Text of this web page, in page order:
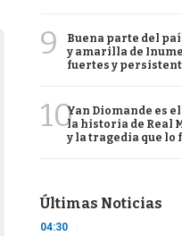
9
Buena parte del
y amarilla de
fuertes y
10Yan Diomande es
la historia de Real
y la tragedia que lo
Últimas Noticias
04:30